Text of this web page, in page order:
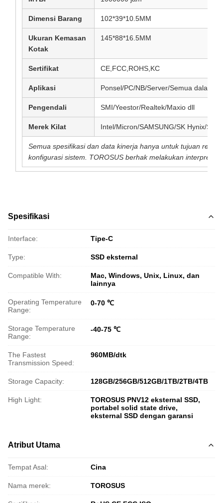
Dimensi Barang 102*39*10.5MM
Ukuran Kemasan
Kotak
145*88*16.5MM
Sertifikat CE,FCC,ROHS,KC
Aplikasi Ponsel/PC/NB/Server/Semua dalam
Pengendali SMI/Yeestor/Realtek/Maxio dll
Merek Kilat Intel/Micron/SAMSUNG/SK Hynix/
Semua spesifikasi dan data kinerja hanya untuk tujuan
konfigurasi sistem. TOROSUS berhak melakukan interpretasi
Spesifikasi
Interface: Tipe-C
Type: SSD eksternal
Compatible With:
Mac, Windows, Unix, Linux, dan
lainnya
Operating Temperature
Range:
0-70 ℃
Storage Temperature
Range:
-40-75 ℃
The Fastest
Transmission Speed:
960MB/dtk
Storage Capacity: 128GB/256GB/512GB/1TB/2TB/4TB
High Light: TOROSUS PNV12 eksternal SSD,
portabel solid state drive,
eksternal SSD dengan garansi
Atribut Utama
Tempat Asal: Cina
Nama merek: TOROSUS